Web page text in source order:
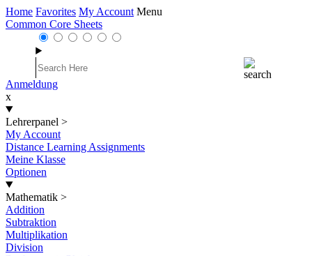
Home Favorites My Account Menu
Common Core Sheets
Anmeldung
x
Lehrerpanel >
My Account
Distance Learning Assignments
Meine Klasse
Optionen
Mathematik >
Addition
Subtraktion
Multiplikation
Division